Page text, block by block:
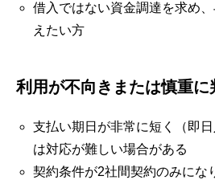
借入ではない資金調達を求め
えたい方
利用が不向きまたは慎重に
支払い期日が非常に短く（即
は対応が難しい場合がある
契約条件が2社間契約のみにな